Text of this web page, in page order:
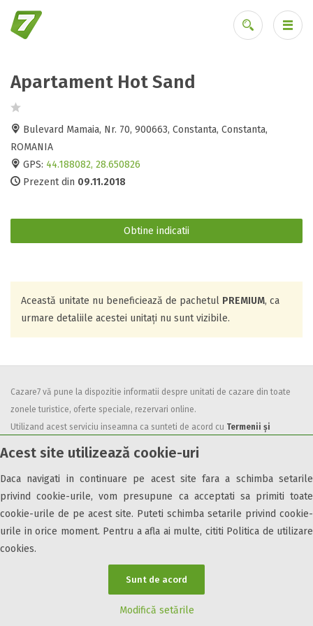
Acest site utilizează cookie-uri
Daca navigati in continuare pe acest site fara a schimba setarile
privind cookie-urile, vom presupune ca acceptati sa primiti toate
cookie-urile de pe acest site. Puteti schimba setarile privind cookie-
urile in orice moment. Pentru a afla ai multe, cititi Politica de utilizare
cookies.
Sunt de acord
Modifică setările
Apartament Hot Sand
Bulevard Mamaia, Nr. 70, 900663, Constanta, Constanta,
ROMANIA
GPS: 44.188082, 28.650826
Prezent din 09.11.2018
Obtine indicatii
Această unitate nu beneficiează de pachetul PREMIUM, ca
urmare detaliile acestei unitați nu sunt vizibile.
Cazare7 vă pune la dispozitie informatii despre unitati de cazare din toate
zonele turistice, oferte speciale, rezervari online.
Utilizand acest serviciu inseamna ca sunteti de acord cu Termenii și
condițiile de utilizare.
© 2026 Cazare7. Toate drepturile rezervate.